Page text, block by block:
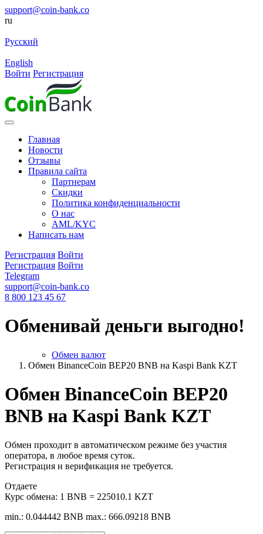
support@coin-bank.co
ru
Русский
English
Войти Регистрация
Главная
Новости
Отзывы
Правила сайта
Партнерам
Скидки
Политика конфиденциальности
О нас
AML/KYC
Написать нам
Регистрация Войти
Регистрация Войти
Telegram
support@coin-bank.co
8 800 123 45 67
Обменивай деньги выгодно!
Обмен валют
Обмен BinanceCoin BEP20 BNB на Kaspi Bank KZT
Обмен BinanceCoin BEP20
BNB на Kaspi Bank KZT
Обмен проходит в автоматическом режиме без участия
оператора, в любое время суток.
Регистрация и верификация не требуется.
Отдаете
Курс обмена: 1 BNB = 225010.1 KZT
min.: 0.044442 BNB max.: 666.09218 BNB